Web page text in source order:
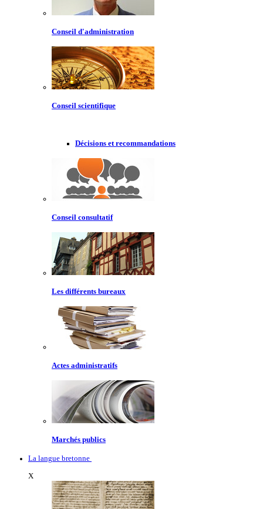
Conseil d'administration
Conseil scientifique
Décisions et recommandations
Conseil consultatif
Les différents bureaux
Actes administratifs
Marchés publics
La langue bretonne
X